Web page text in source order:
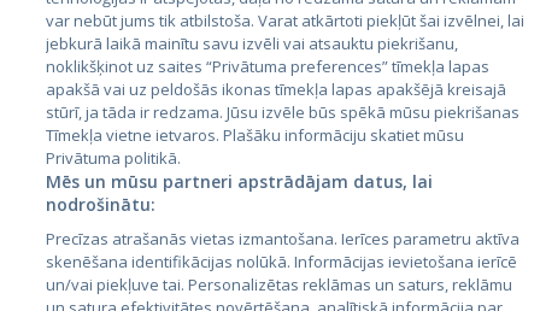
City24.lv
City24.ee
GetaPro.lv
CVbankas.lt
Kainos.lt
Paslaugos.lt
var nebūt jums tik atbilstoša. Varat atkārtoti piekļūt šai izvēlnei, lai
jebkurā laikā mainītu savu izvēli vai atsauktu piekrišanu,
noklikšķinot uz saites “Privātuma preferences” tīmekļa lapas
apakšā vai uz peldošās ikonas tīmekļa lapas apakšējā kreisajā
stūrī, ja tāda ir redzama. Jūsu izvēle būs spēkā mūsu piekrišanas
Tīmekļa vietne ietvaros. Plašāku informāciju skatiet mūsu
Privātuma politikā.
Mēs un mūsu partneri apstrādājam datus, lai
nodrošinātu:
Precīzas atrašanās vietas izmantošana. Ierīces parametru aktīva
skenēšana identifikācijas nolūkā. Informācijas ievietošana ierīcē
un/vai piekļuve tai. Personalizētas reklāmas un saturs, reklāmu